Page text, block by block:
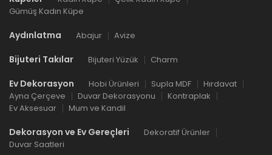
Gümüş Kadın Küpe
Aydınlatma Abajur Avize
Bijuteri Takılar Bijuteri Yüzük Charm
Ev Dekorasyon Hobi Ürünleri Supla MDF
Hırdavat
Ayna Çerçeve
Duvar Dekorasyonu
Kontraplak
Ev Aksesuar
Mum ve Kandil
Dekorasyon ve Ev Gereçleri
Dekoratif Ürünler
Duvar Saatleri